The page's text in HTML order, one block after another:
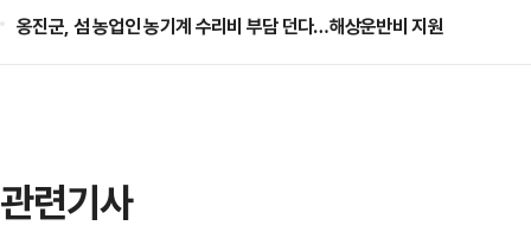
옹진군, 섬 농업인 농기계 수리비 부담 던다…해상운반비 지원
관련기사